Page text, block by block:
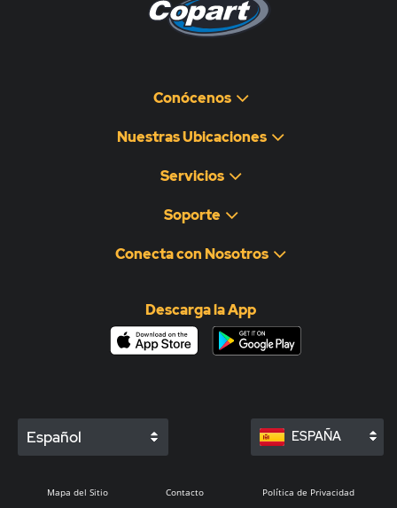
Conócenos
Nuestras Ubicaciones
Servicios
Soporte
Conecta con Nosotros
Descarga la App
Español ESPAÑA
Mapa del Sitio Contacto Política de Privacidad